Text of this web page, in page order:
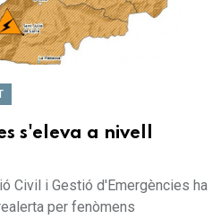
s'eleva a nivell
Civil i Gestió d'Emergències ha
per fenòmens